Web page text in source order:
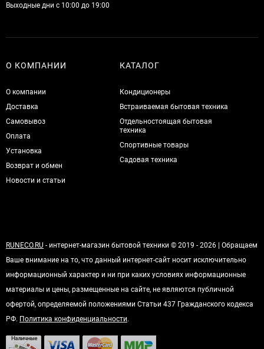
Выходные дни с 10:00 до 19:00
О КОМПАНИИ
О компании
Доставка
Самовывоз
Оплата
Установка
Возврат и обмен
Новости и статьи
КАТАЛОГ
Кондиционеры
Встраиваемая бытовая техника
Отдельностоящая бытовая
техника
Спортивные товары
Садовая техника
RUNECO.RU - интернет-магазин бытовой техники © 2019 - 2026 | Обращаем
Ваше внимание на то, что данный интернет-сайт носит исключительно
информационный характер и ни при каких условиях информационные
материалы и цены, размещенные на сайте, не являются публичной
офертой, определяемой положениями Статьи 437 Гражданского кодекса
РФ. Политика конфиденциальности.